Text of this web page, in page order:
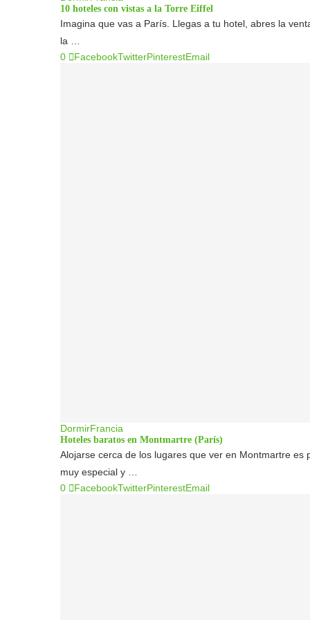
10 hoteles con vistas a la Torre Eiffel
Imagina que vas a París. Llegas a tu hotel, abres la
la …
0
FacebookTwitterPinterestEmail
DormirFrancia
Hoteles baratos en Montmartre (París)
Alojarse cerca de los lugares que ver en Montmartre
muy especial y …
0
FacebookTwitterPinterestEmail